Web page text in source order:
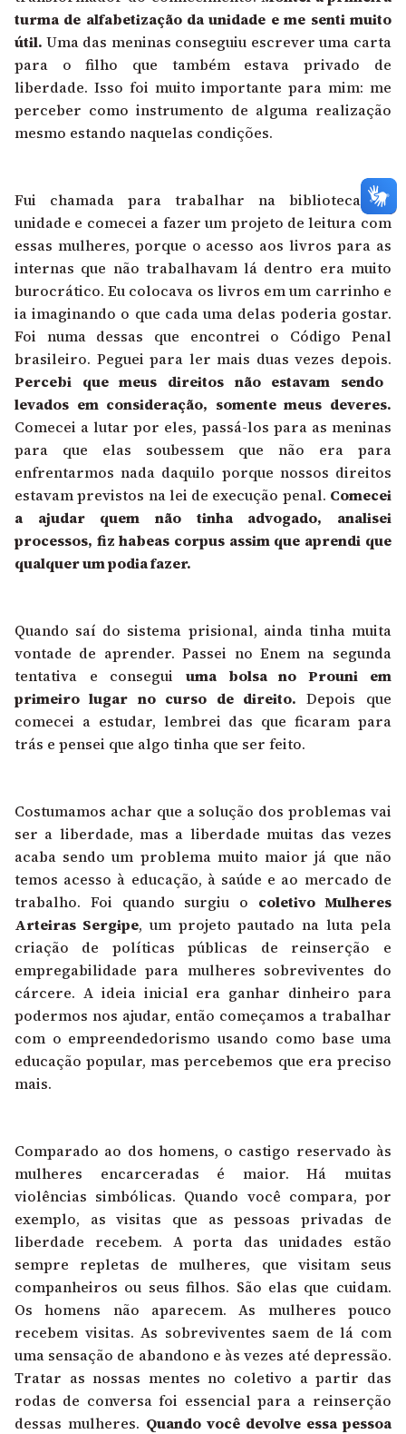
turma de alfabetização da unidade e me senti muito
útil. Uma das meninas conseguiu escrever uma carta
para o filho que também estava privado de
liberdade. Isso foi muito importante para mim: me
perceber como instrumento de alguma realização
mesmo estando naquelas condições.
Fui chamada para trabalhar na biblioteca da
unidade e comecei a fazer um projeto de leitura com
essas mulheres, porque o acesso aos livros para as
internas que não trabalhavam lá dentro era muito
burocrático. Eu colocava os livros em um carrinho e
ia imaginando o que cada uma delas poderia gostar.
Foi numa dessas que encontrei o Código Penal
brasileiro. Peguei para ler mais duas vezes depois.
Percebi que meus direitos não estavam sendo
levados em consideração, somente meus deveres.
Comecei a lutar por eles, passá-los para as meninas
para que elas soubessem que não era para
enfrentarmos nada daquilo porque nossos direitos
estavam previstos na lei de execução penal. Comecei
a ajudar quem não tinha advogado, analisei
processos, fiz habeas corpus assim que aprendi que
qualquer um podia fazer.
Quando saí do sistema prisional, ainda tinha muita
vontade de aprender. Passei no Enem na segunda
tentativa e conseguiuma bolsa no Prouni em
primeiro lugar no curso de direito. Depois que
comecei a estudar, lembrei das que ficaram para
trás e pensei que algo tinha que ser feito.
Costumamos achar que a solução dos problemas vai
ser a liberdade, mas a liberdade muitas das vezes
acaba sendo um problema muito maior já que não
temos acesso à educação, à saúde e ao mercado de
trabalho. Foi quando surgiu o coletivo Mulheres
Arteiras Sergipe, um projeto pautado na luta pela
criação de políticas públicas de reinserção e
empregabilidade para mulheres sobreviventes do
cárcere. A ideia inicial era ganhar dinheiro para
podermos nos ajudar, então começamos a trabalhar
com o empreendedorismo usando como base uma
educação popular, mas percebemos que era preciso
mais.
Comparado ao dos homens, o castigo reservado às
mulheres encarceradas é maior. Há muitas
violências simbólicas. Quando você compara, por
exemplo, as visitas que as pessoas privadas de
liberdade recebem. A porta das unidades estão
sempre repletas de mulheres, que visitam seus
companheiros ou seus filhos. São elas que cuidam.
Os homens não aparecem. As mulheres pouco
recebem visitas. As sobreviventes saem de lá com
uma sensação de abandono e às vezes até depressão.
Tratar as nossas mentes no coletivo a partir das
rodas de conversa foi essencial para a reinserção
dessas mulheres. Quando você devolve essa pessoa